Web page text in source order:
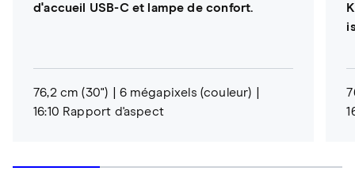
d'accueil USB-C et lampe de confort.
76,2 cm (30")
6 mégapixels (couleur)
16:10 Rapport d'aspect